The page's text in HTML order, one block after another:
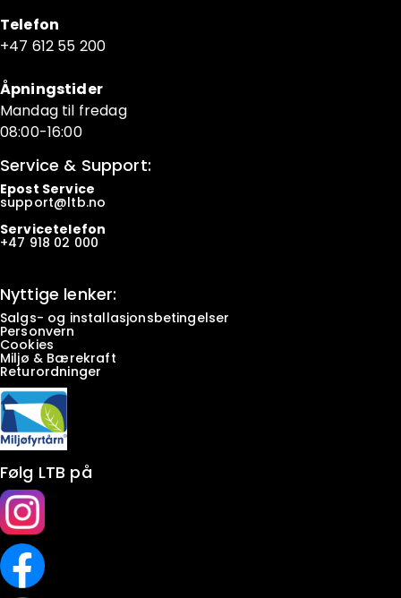
Telefon
+47 612 55 200
Åpningstider
Mandag til fredag
08:00-16:00
Service & Support:
Epost Service
support@ltb.no
Servicetelefon
+47 918 02 000
Nyttige lenker:
Salgs- og installasjonsbetingelser
Personvern
Cookies
Miljø & Bærekraft
Returordninger
Følg LTB på